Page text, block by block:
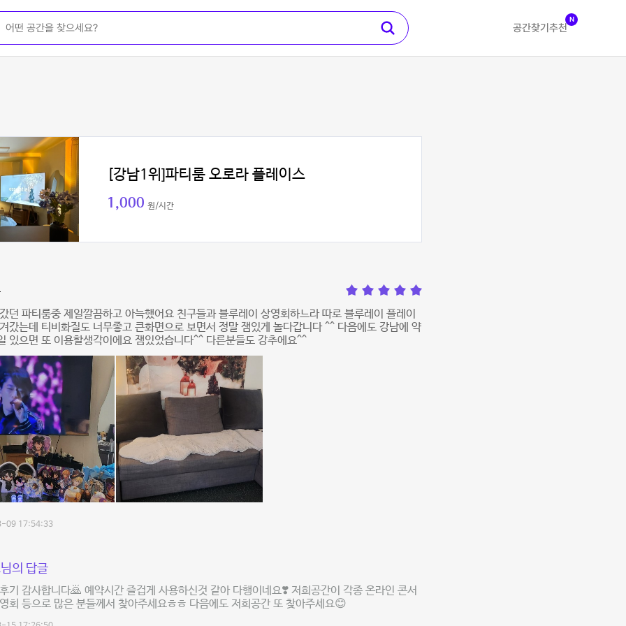
공간찾기 추천
N
[강남1위]파티룸 오로라 플레이스
1,000 원/시간
던 파티룸중 제일깔끔하고 아늑했어요 친구들과 블루레이 상영회하느라 따로 블루레이 플레이
갔는데 티비화질도 너무좋고 큰화면으로 보면서 정말 잼있게 놀다갑니다 ^^ 다음에도 강남에 약
있으면 또 이용할생각이에요 잼있었습니다^^ 다른분들도 강추에요^^
09 17:54:33
의 답글
기 감사합니다🙇 예약시간 즐겁게 사용하신것 같아 다행이네요❣️ 저희공간이 각종 온라인 콘서
회 등으로 많은 분들께서 찾아주세요ㅎㅎ 다음에도 저희공간 또 찾아주세요😊